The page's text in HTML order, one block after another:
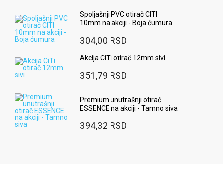
Spoljašnji PVC otirač CITI
10mm na akciji - Boja ćumura
304,00 RSD
Akcija CiTi otirač 12mm sivi
351,79 RSD
Premium unutrašnji otirač
ESSENCE na akciji - Tamno siva
394,32 RSD